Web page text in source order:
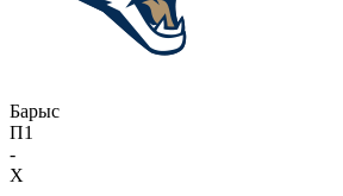
Барыс
П1
-
X